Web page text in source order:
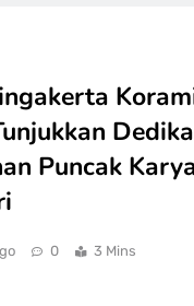
Puncak
0 3 Mins